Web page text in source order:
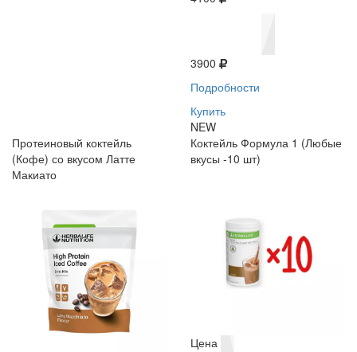
3900
Подробности
Купить
NEW
Протеиновый коктейль
(Кофе) со вкусом Латте
Макиато
Коктейль Формула 1 (Любые
вкусы -10 шт)
Цена